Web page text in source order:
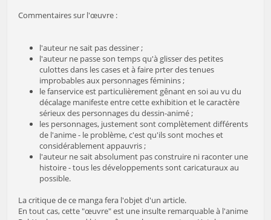
Commentaires sur l'œuvre :
l'auteur ne sait pas dessiner ;
l'auteur ne passe son temps qu'à glisser des petites
culottes dans les cases et à faire prter des tenues
improbables aux personnages féminins ;
le fanservice est particulièrement gênant en soi au vu du
décalage manifeste entre cette exhibition et le caractère
sérieux des personnages du dessin-animé ;
les personnages, justement sont complètement différents
de l'anime - le problème, c'est qu'ils sont moches et
considérablement appauvris ;
l'auteur ne sait absolument pas construire ni raconter une
histoire - tous les développements sont caricaturaux au
possible.
La critique de ce manga fera l'objet d'un article.
En tout cas, cette "œuvre" est une insulte remarquable à l'anime